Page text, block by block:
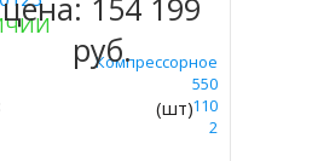
Компрессорное
1792 Х 595 Х 550
110
2
цена: 154 199
руб.
(шт)